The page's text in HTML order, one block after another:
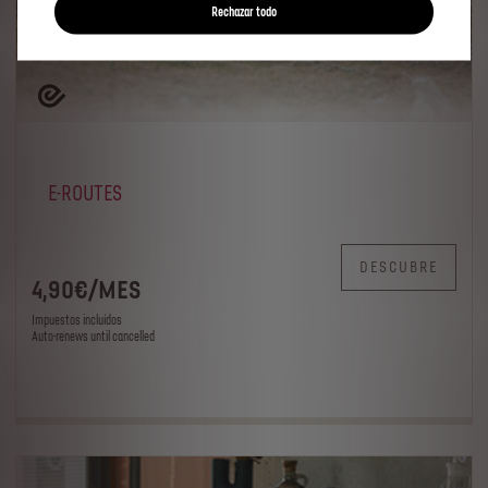
E-ROUTES
4,90€/MES
Impuestos incluídos
Auto-renews until cancelled
DESCUBRE
Rechazar todo